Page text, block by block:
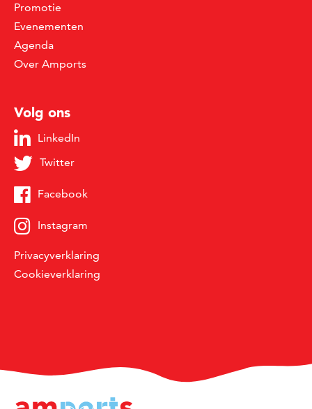
Promotie
Evenementen
Agenda
Over Amports
Volg ons
LinkedIn
Twitter
Facebook
Instagram
Privacyverklaring
Cookieverklaring